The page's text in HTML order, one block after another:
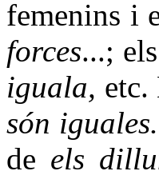
femenins i
forces...;
iguala,
són iguales.
de els